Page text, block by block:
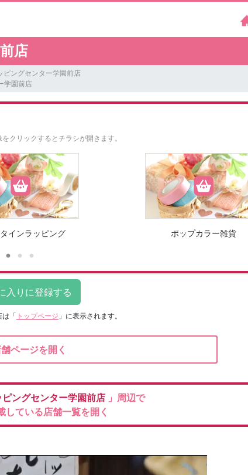
店
ピングセンター学園前店
学園前店
をクリックするとチラシが開きます。
インラッピング ポップカラー雑貨
は 「 トップページ 」に表示されます。
ページを開く
ングセンター学園前店 」周辺で
している店舗一覧を開く